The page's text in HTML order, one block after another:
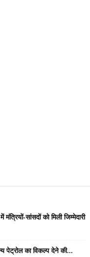
सांसदों को मिली जिम्मेदारी
पेट्रोल का विकल्प देने की...